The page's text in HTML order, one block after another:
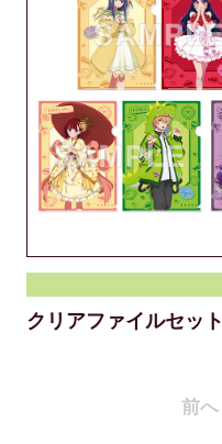
クリアファイルセット
前へ